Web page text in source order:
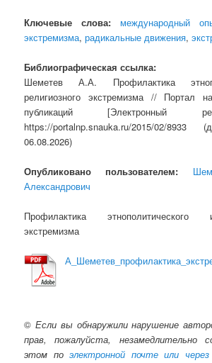
Ключевые слова: международный
экстремизма,радикальные движения,
Библиографическая ссылка:
Шеметев А.А. Профилактика
религиозного экстремизма // Портал
публикаций [Электронный
https://portalnp.snauka.ru/2015/02/8933
06.08.2026)
Опубликовано пользователем:
Александрович
Профилактика этнополитического
экстремизма
© Если вы обнаружили нарушение
прав, пожалуйста, незамедлительно
этом поэлектронной почте или